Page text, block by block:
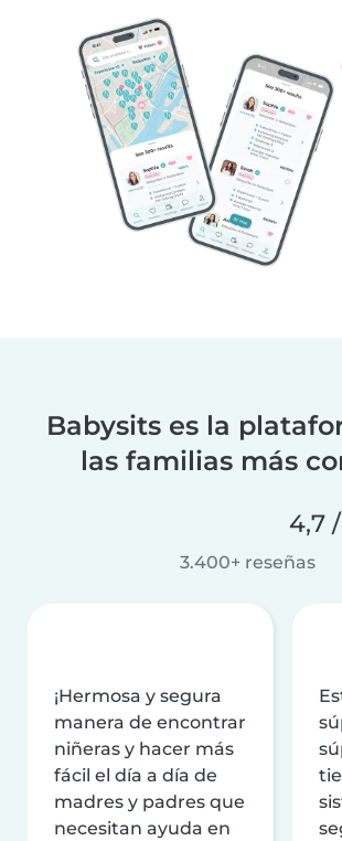
Babysits es la
las familias más
4,7
3.400+ reseñas
¡Hermosa y segura
manera de encontrar
niñeras y hacer más
fácil el día a día de
madres y padres que
necesitan ayuda en